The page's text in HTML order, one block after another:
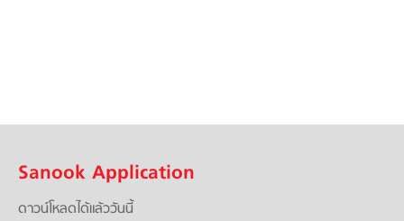
Sanook Application
ดาวน์โหลดได้แล้ววันนี้